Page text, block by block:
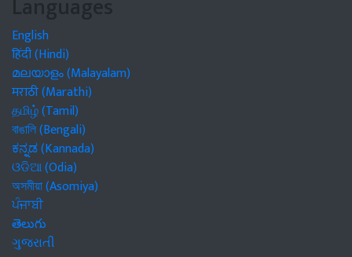
English
हिंदी (Hindi)
മലയാളം (Malayalam)
मराठी (Marathi)
தமிழ் (Tamil)
বাঙালি (Bengali)
ಕನ್ನಡ (Kannada)
ଓଡିଆ (Odia)
অসমীয়া (Asomiya)
ਪੰਜਾਬੀ
తెలుగు
ગુજરાતી